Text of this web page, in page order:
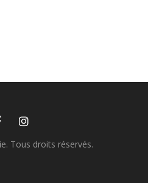
Tous droits réservés.